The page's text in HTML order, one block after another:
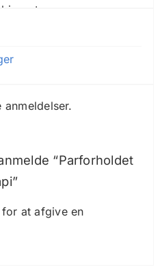
psykologisk
af Steen Visholm
nyt oplag, 2000
291
“Parforholdet
for at afgive en